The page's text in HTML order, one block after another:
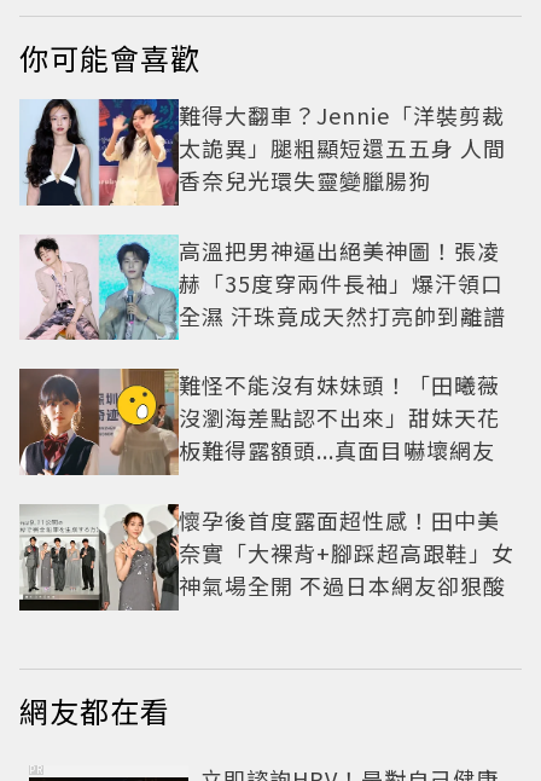
你可能會喜歡
難得大翻車？Jennie「洋裝剪裁
太詭異」腿粗顯短還五五身 人間
香奈兒光環失靈變臘腸狗
高溫把男神逼出絕美神圖！張凌
赫「35度穿兩件長袖」爆汗領口
全濕 汗珠竟成天然打亮帥到離譜
難怪不能沒有妹妹頭！「田曦薇
沒瀏海差點認不出來」甜妹天花
板難得露額頭...真面目嚇壞網友
懷孕後首度露面超性感！田中美
奈實「大裸背+腳踩超高跟鞋」女
神氣場全開 不過日本網友卻狠酸
網友都在看
PR